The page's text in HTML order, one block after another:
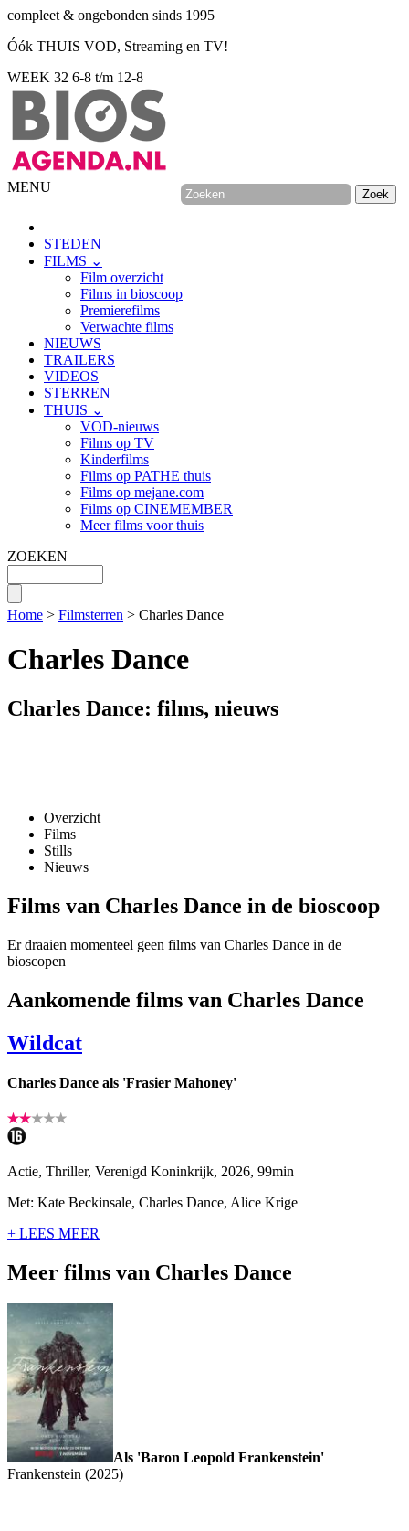
compleet & ongebonden sinds 1995
Óók THUIS VOD, Streaming en TV!
WEEK 32 6-8 t/m 12-8
MENU
STEDEN
FILMS ⌄
Film overzicht
Films in bioscoop
Premierefilms
Verwachte films
NIEUWS
TRAILERS
VIDEOS
STERREN
THUIS ⌄
VOD-nieuws
Films op TV
Kinderfilms
Films op PATHE thuis
Films op mejane.com
Films op CINEMEMBER
Meer films voor thuis
ZOEKEN
Home > Filmsterren > Charles Dance
Charles Dance
Charles Dance: films, nieuws
Overzicht
Films
Stills
Nieuws
Films van Charles Dance in de bioscoop
Er draaien momenteel geen films van Charles Dance in de
bioscopen
Aankomende films van Charles Dance
Wildcat
Charles Dance als 'Frasier Mahoney'
Actie, Thriller, Verenigd Koninkrijk, 2026, 99min
Met: Kate Beckinsale, Charles Dance, Alice Krige
+ LEES MEER
Meer films van Charles Dance
Als 'Baron Leopold Frankenstein'
Frankenstein (2025)